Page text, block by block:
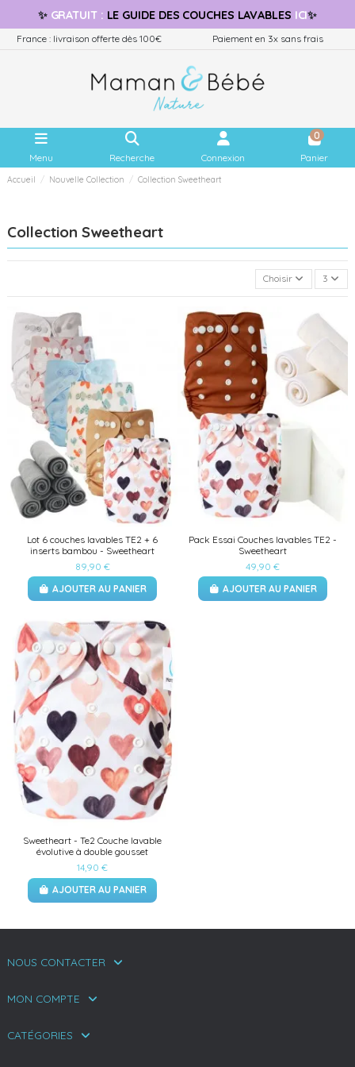
✨ GRATUIT: LE GUIDE DES COUCHES LAVABLES ICI✨
France : livraison offerte dès 100€ Paiement en 3x sans frais
Menu Recherche Connexion
0
Panier
Accueil Nouvelle Collection Collection Sweetheart
Collection Sweetheart
Choisir 3
Lot 6 couches lavables TE2 + 6
inserts bambou - Sweetheart
89,90 €
AJOUTER AU PANIER
Pack Essai Couches lavables TE2 -
Sweetheart
49,90 €
AJOUTER AU PANIER
Sweetheart - Te2 Couche lavable
évolutive à double gousset
14,90 €
AJOUTER AU PANIER
NOUS CONTACTER
MON COMPTE
CATÉGORIES